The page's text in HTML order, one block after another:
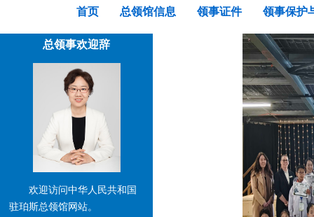
首页 总领馆信息 领事证件 领事保护
总领事欢迎辞
欢迎访问中华人民共和国
驻珀斯总领馆网站。